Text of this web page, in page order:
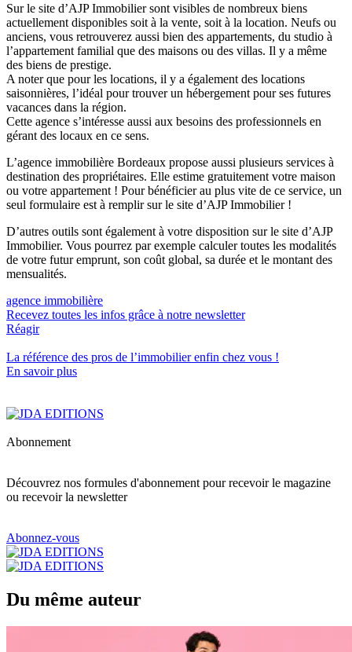
Sur le site d’AJP Immobilier sont visibles de nombreux biens
actuellement disponibles soit à la vente, soit à la location. Neufs ou
anciens, vous retrouverez aussi bien des appartements, du studio à
l’appartement familial que des maisons ou des villas. Il y a même
des biens de prestige.
A noter que pour les locations, il y a également des locations
saisonnières, l’idéal pour trouver un hébergement pour ses futures
vacances dans la région.
Cette agence s’intéresse aussi aux besoins des professionnels en
gérant des locaux en ce sens.
L’agence immobilière Bordeaux propose aussi plusieurs services à
destination des propriétaires. Elle estime gratuitement votre maison
ou votre appartement ! Pour bénéficier au plus vite de ce service, un
seul formulaire est à remplir sur le site d’AJP Immobilier !
D’autres outils sont également à votre disposition sur le site d’AJP
Immobilier. Vous pourrez par exemple calculer toutes les modalités
de votre futur emprunt, son coût global, sa durée et le montant des
mensualités.
agence immobilière
Recevez toutes les infos grâce à notre newsletter
Réagir
La référence des pros de l’immobilierenfin chez vous !
En savoir plus
Abonnement
Découvrez nos formules d'abonnement pour recevoir le magazine
ou recevoir la newsletter
Abonnez-vous
Du même auteur